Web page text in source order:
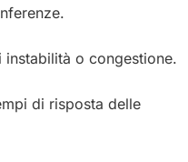
instabilità o congestione.
di risposta delle